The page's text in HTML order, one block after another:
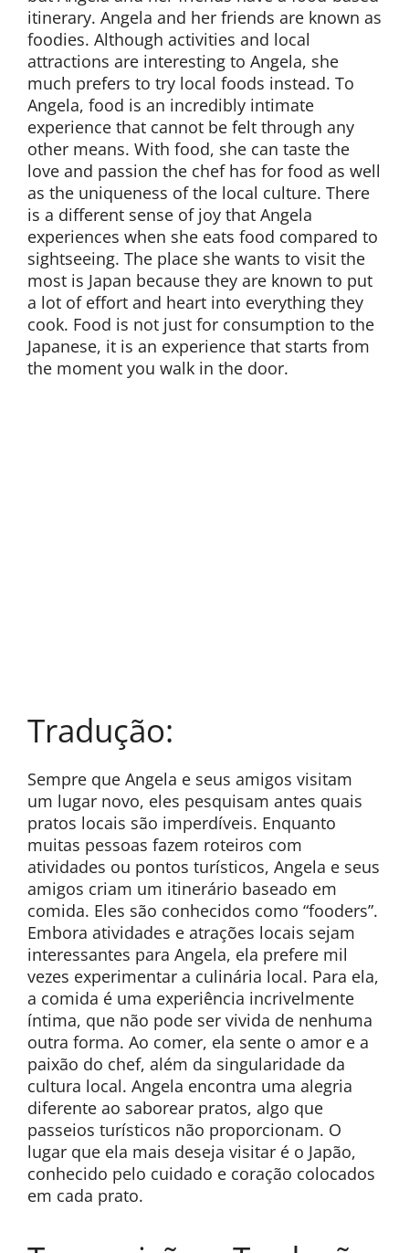
itinerary. Angela and her friends are known as
foodies. Although activities and local
attractions are interesting to Angela, she
much prefers to try local foods instead. To
Angela, food is an incredibly intimate
experience that cannot be felt through any
other means. With food, she can taste the
love and passion the chef has for food as well
as the uniqueness of the local culture. There
is a different sense of joy that Angela
experiences when she eats food compared to
sightseeing. The place she wants to visit the
most is Japan because they are known to put
a lot of effort and heart into everything they
cook. Food is not just for consumption to the
Japanese, it is an experience that starts from
the moment you walk in the door.
Tradução:
Sempre que Angela e seus amigos visitam
um lugar novo, eles pesquisam antes quais
pratos locais são imperdíveis. Enquanto
muitas pessoas fazem roteiros com
atividades ou pontos turísticos, Angela e seus
amigos criam um itinerário baseado em
comida. Eles são conhecidos como “fooders”.
Embora atividades e atrações locais sejam
interessantes para Angela, ela prefere mil
vezes experimentar a culinária local. Para ela,
a comida é uma experiência incrivelmente
íntima, que não pode ser vivida de nenhuma
outra forma. Ao comer, ela sente o amor e a
paixão do chef, além da singularidade da
cultura local. Angela encontra uma alegria
diferente ao saborear pratos, algo que
passeios turísticos não proporcionam. O
lugar que ela mais deseja visitar é o Japão,
conhecido pelo cuidado e coração colocados
em cada prato.